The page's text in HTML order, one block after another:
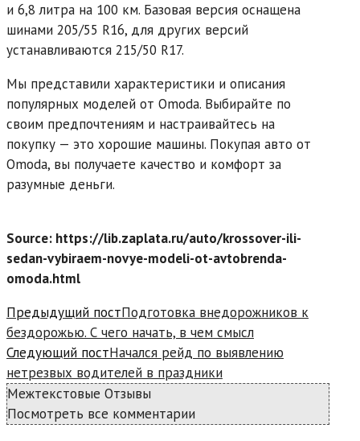
и 6,8 литра на 100 км. Базовая версия оснащена
шинами 205/55 R16, для других версий
устанавливаются 215/50 R17.
Мы представили характеристики и описания
популярных моделей от Omoda. Выбирайте по
своим предпочтениям и настраивайтесь на
покупку — это хорошие машины. Покупая авто от
Omoda, вы получаете качество и комфорт за
разумные деньги.
Source: https://lib.zaplata.ru/auto/krossover-ili-
sedan-vybiraem-novye-modeli-ot-avtobrenda-
omoda.html
Read
more
articles
Предыдущий постПодготовка внедорожников к
бездорожью. С чего начать, в чем смысл
Следующий постНачался рейд по выявлению
нетрезвых водителей в праздники
Межтекстовые Отзывы
Посмотреть все комментарии